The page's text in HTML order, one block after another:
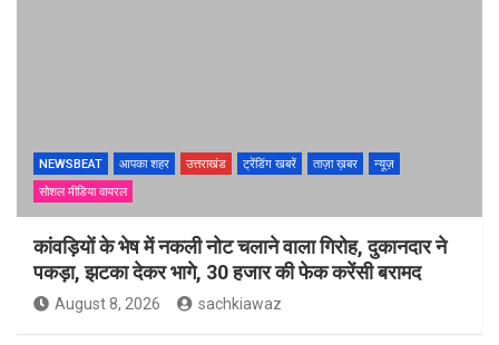
NEWSBEAT आपका शहर उत्तराखंड ट्रेंडिंग खबरें ताज़ा ख़बर
न्यूज़
सोशल मीडिया वायरल
कांवड़ियों के भेष में नकली नोट चलाने वाला गिरोह, दुकानदार ने
पकड़ा, झटका देकर भागे, 30 हजार की फेक करेंसी बरामद
August 8, 2026 sachkiawaz